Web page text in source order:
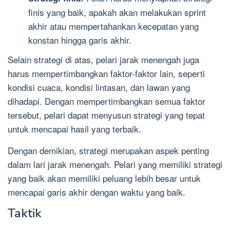
finis yang baik, apakah akan melakukan sprint
akhir atau mempertahankan kecepatan yang
konstan hingga garis akhir.
Selain strategi di atas, pelari jarak menengah juga
harus mempertimbangkan faktor-faktor lain, seperti
kondisi cuaca, kondisi lintasan, dan lawan yang
dihadapi. Dengan mempertimbangkan semua faktor
tersebut, pelari dapat menyusun strategi yang tepat
untuk mencapai hasil yang terbaik.
Dengan demikian, strategi merupakan aspek penting
dalam lari jarak menengah. Pelari yang memiliki strategi
yang baik akan memiliki peluang lebih besar untuk
mencapai garis akhir dengan waktu yang baik.
Taktik